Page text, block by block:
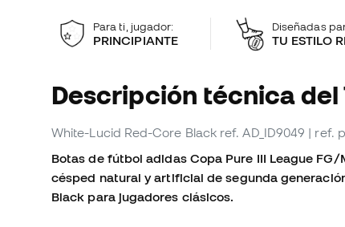
Para ti, jugador:
PRINCIPIANTE
Diseñadas
TU ESTILO
Descripción técnica del
White-Lucid Red-Core Black ref. AD_ID9049 | ref.
Botas de fútbol adidas Copa Pure III League
césped natural y artificial de segunda
Black para jugadores clásicos.